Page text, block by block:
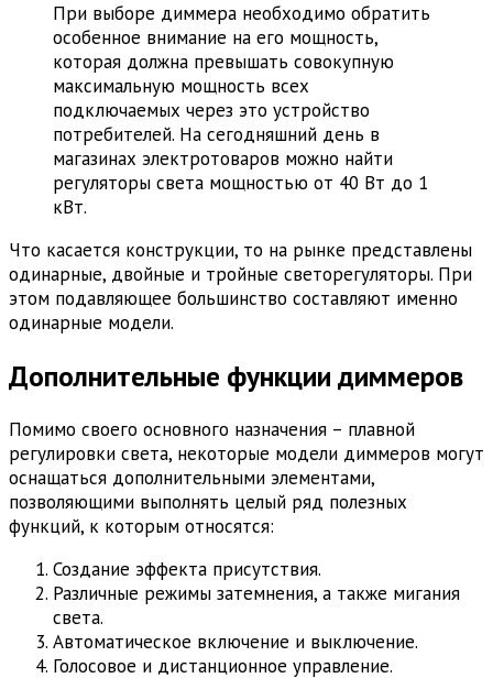
При выборе диммера необходимо обратить
особенное внимание на его мощность,
которая должна превышать совокупную
максимальную мощность всех
подключаемых через это устройство
потребителей. На сегодняшний день в
магазинах электротоваров можно найти
регуляторы света мощностью от 40 Вт до 1
кВт.
Что касается конструкции, то на рынке представлены
одинарные, двойные и тройные светорегуляторы. При
этом подавляющее большинство составляют именно
одинарные модели.
Дополнительные функции диммеров
Помимо своего основного назначения – плавной
регулировки света, некоторые модели диммеров могут
оснащаться дополнительными элементами,
позволяющими выполнять целый ряд полезных
функций, к которым относятся:
Создание эффекта присутствия.
Различные режимы затемнения, а также мигания
света.
Автоматическое включение и выключение.
Голосовое и дистанционное управление.